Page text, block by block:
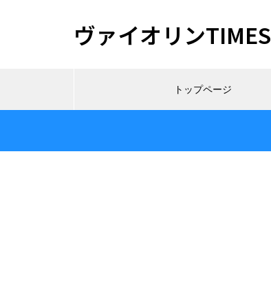
ヴァイオリンTIMES
トップページ